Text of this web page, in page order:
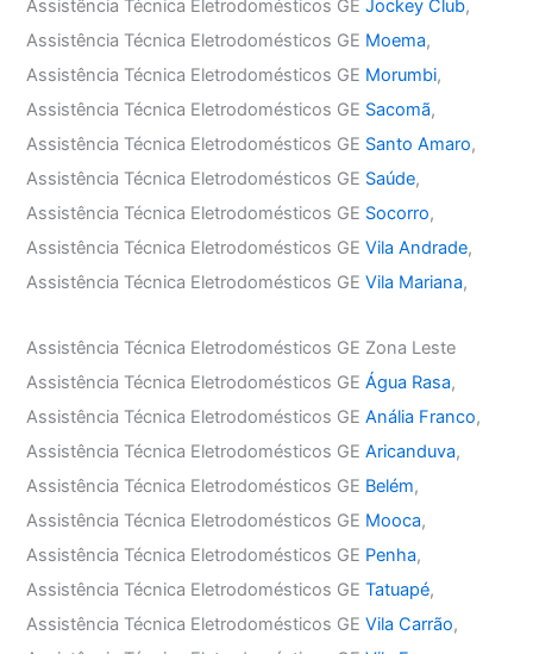
Assistência Técnica Eletrodomésticos GEJockey Club,
Assistência Técnica Eletrodomésticos GE Moema,
Assistência Técnica Eletrodomésticos GE Morumbi,
Assistência Técnica Eletrodomésticos GE Sacomã,
Assistência Técnica Eletrodomésticos GE Santo Amaro,
Assistência Técnica Eletrodomésticos GE Saúde,
Assistência Técnica Eletrodomésticos GE Socorro,
Assistência Técnica Eletrodomésticos GEVila Andrade,
Assistência Técnica Eletrodomésticos GEVila Mariana,
Assistência Técnica Eletrodomésticos GE Zona Leste
Assistência Técnica Eletrodomésticos GEÁgua Rasa,
Assistência Técnica Eletrodomésticos GEAnália Franco,
Assistência Técnica Eletrodomésticos GEAricanduva,
Assistência Técnica Eletrodomésticos GE Belém,
Assistência Técnica Eletrodomésticos GE Mooca,
Assistência Técnica Eletrodomésticos GE Penha,
Assistência Técnica Eletrodomésticos GETatuapé,
Assistência Técnica Eletrodomésticos GEVila Carrão,